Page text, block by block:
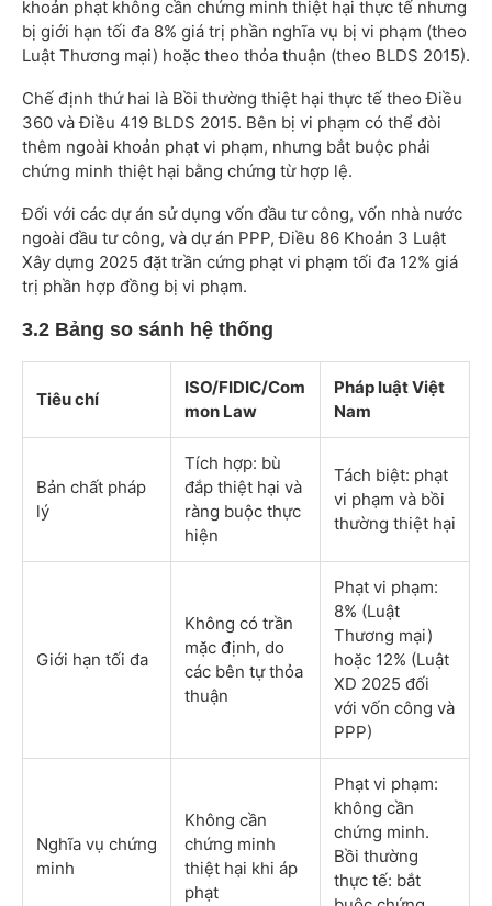
khoản phạt không cần chứng minh thiệt hại thực tế nhưng
bị giới hạn tối đa 8% giá trị phần nghĩa vụ bị vi phạm (theo
Luật Thương mại) hoặc theo thỏa thuận (theo BLDS 2015).
Chế định thứ hai là Bồi thường thiệt hại thực tế theo Điều
360 và Điều 419 BLDS 2015. Bên bị vi phạm có thể đòi
thêm ngoài khoản phạt vi phạm, nhưng bắt buộc phải
chứng minh thiệt hại bằng chứng từ hợp lệ.
Đối với các dự án sử dụng vốn đầu tư công, vốn nhà nước
ngoài đầu tư công, và dự án PPP, Điều 86 Khoản 3 Luật
Xây dựng 2025 đặt trần cứng phạt vi phạm tối đa 12% giá
trị phần hợp đồng bị vi phạm.
3.2 Bảng so sánh hệ thống
Tiêu chí
ISO/FIDIC/Com
mon Law
Pháp luật Việt
Nam
Bản chất pháp
lý
Tích hợp: bù
đắp thiệt hại và
ràng buộc thực
hiện
Tách biệt: phạt
vi phạm và bồi
thường thiệt hại
Giới hạn tối đa
Không có trần
mặc định, do
các bên tự thỏa
thuận
Phạt vi phạm:
8% (Luật
Thương mại)
hoặc 12% (Luật
XD 2025 đối
với vốn công và
PPP)
Nghĩa vụ chứng
minh
Không cần
chứng minh
thiệt hại khi áp
phạt
Phạt vi phạm:
không cần
chứng minh.
Bồi thường
thực tế: bắt